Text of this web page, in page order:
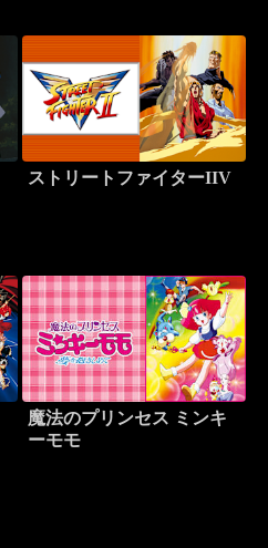
ストリートファイターIIV
魔法のプリンセス ミンキ
ーモモ